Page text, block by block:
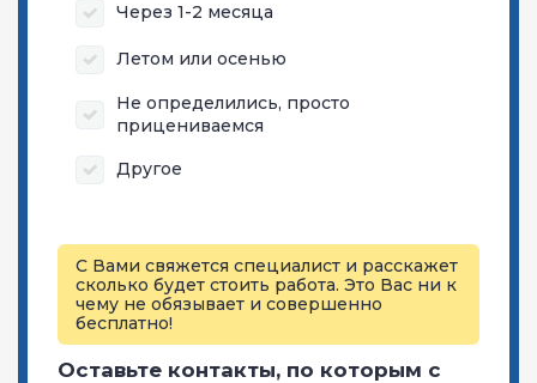
Через 1-2 месяца
Летом или осенью
Не определились, просто
прицениваемся
Другое
С Вами свяжется специалист и расскажет
сколько будет стоить работа. Это Вас ни к
чему не обязывает и совершенно
бесплатно!
Оставьте контакты, по которым с